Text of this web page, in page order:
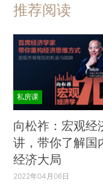
推荐阅读
私房课
向松祚：宏观经
讲，带你了解国
经济大局
2022年04月06日